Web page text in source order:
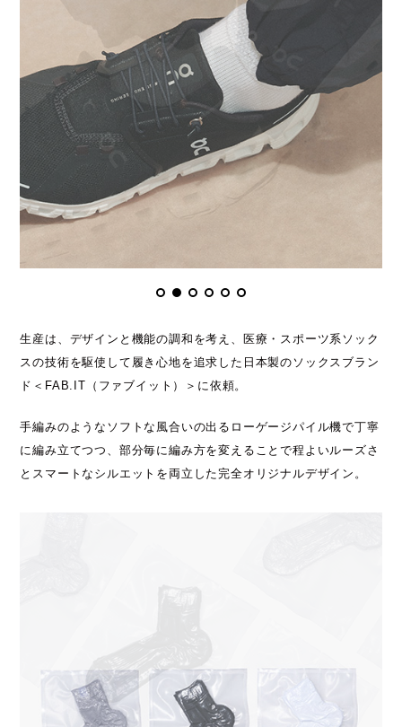
SATISFY
Saucony sneakerwolf
SPINGLE Teva
THE NORTH FACE Timberland
UNITED ARROWS
VANS
生産は、デザインと機能の調和を考え、医療・スポーツ系ソック
スの技術を駆使して履き心地を追求した日本製のソックスブラン
ド＜FAB.IT（ファブイット）＞に依頼。
手編みのようなソフトな風合いの出るローゲージパイル機で丁寧
に編み立てつつ、部分毎に編み方を変えることで程よいルーズさ
とスマートなシルエットを両立した完全オリジナルデザイン。